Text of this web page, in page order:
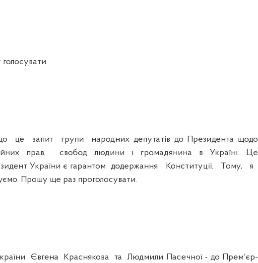
запит групи народних депутатів до Президента щодо
прав, свобод людини і громадянина в Україні. Це
України є гарантом додержання Конституції. Тому, я
Прошу ще раз проголосувати.
Євгена Краснякова та Людмили Пасечної - до Прем'єр-